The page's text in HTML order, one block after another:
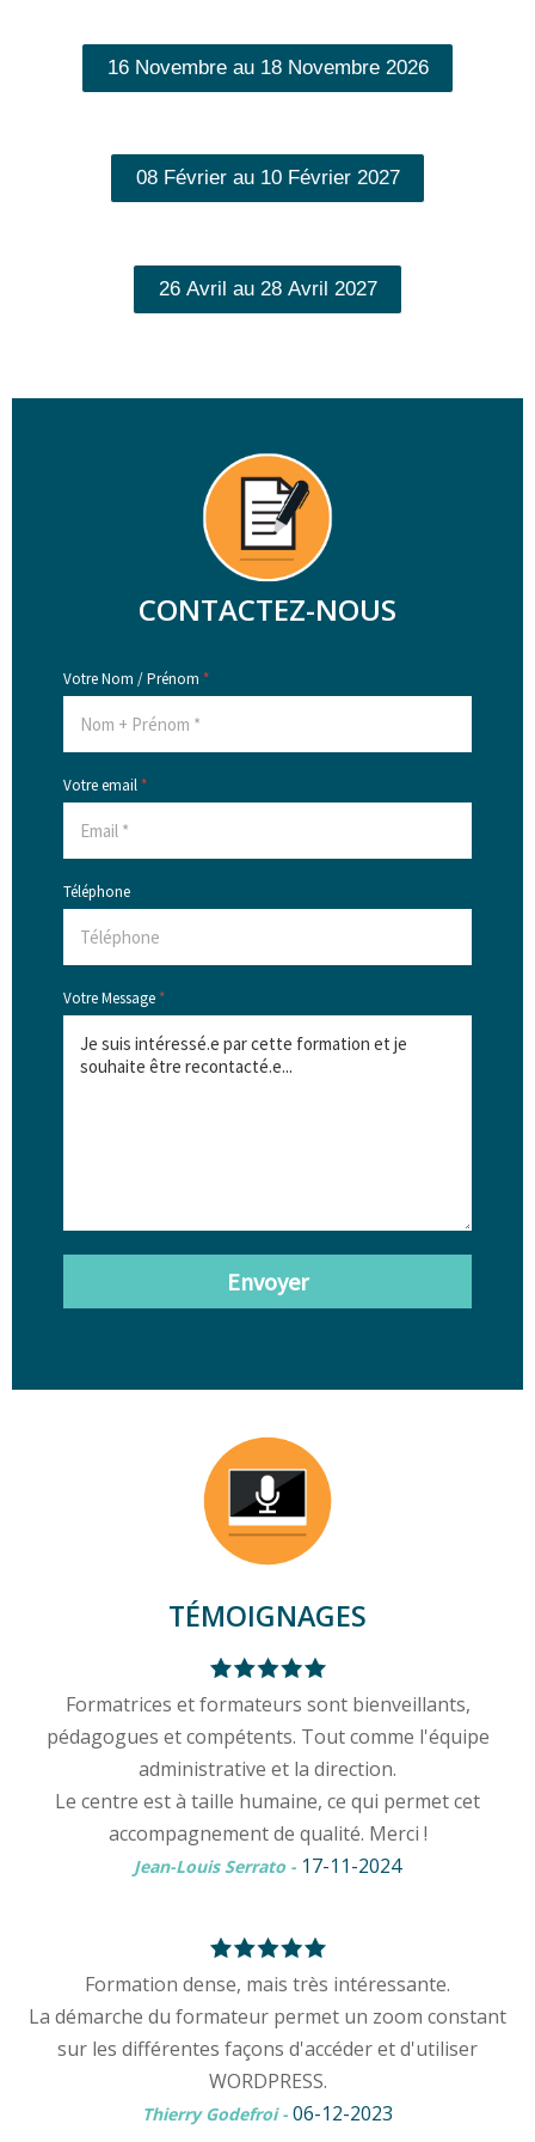
16 Novembre au 18 Novembre 2026
08 Février au 10 Février 2027
26 Avril au 28 Avril 2027
CONTACTEZ-NOUS
Votre Nom / Prénom *
Votre email *
Téléphone
Votre Message *
Envoyer
TÉMOIGNAGES
Formatrices et formateurs sont bienveillants,
pédagogues et compétents. Tout comme l'équipe
administrative et la direction.
Le centre est à taille humaine, ce qui permet cet
accompagnement de qualité. Merci !
Jean-Louis Serrato - 17-11-2024
Formation dense, mais très intéressante.
La démarche du formateur permet un zoom constant
sur les différentes façons d'accéder et d'utiliser
WORDPRESS.
Thierry Godefroi- 06-12-2023